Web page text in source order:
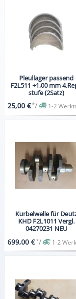
Pleullager passend
F2L511 +1,00 mm
stufe (2Satz)
25,00 €*/ 1-2
Kurbelwelle für
KHD F2L1011 Vergl.
04270231 NEU
699,00 €*/ 1-2